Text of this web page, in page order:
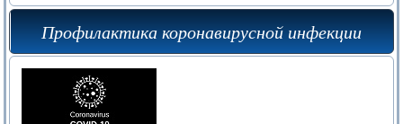
Профилактика коронавирусной инфекции